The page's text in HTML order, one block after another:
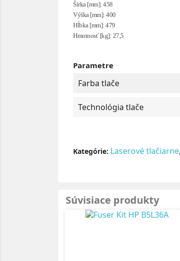
Šírka [mm]: 458
Výška [mm]: 400
Hĺbka [mm]: 479
Hmotnosť [kg]: 27,5
Parametre
Farba tlače
Technológia tlače
Kategórie: Laserové tlačiarne,
Súvisiace produkty